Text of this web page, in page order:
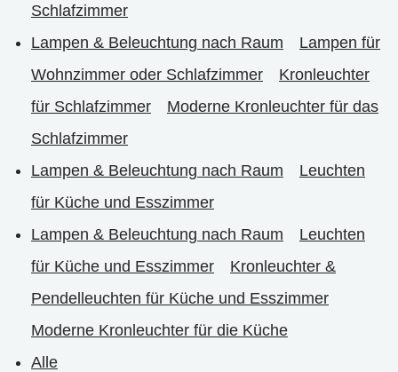
Schlafzimmer
Lampen & Beleuchtung nach Raum
Lampen für
Wohnzimmer oder Schlafzimmer
Kronleuchter
für Schlafzimmer
Moderne Kronleuchter für das
Schlafzimmer
Lampen & Beleuchtung nach Raum
Leuchten
für Küche und Esszimmer
Lampen & Beleuchtung nach Raum
Leuchten
für Küche und Esszimmer
Kronleuchter &
Pendelleuchten für Küche und Esszimmer
Moderne Kronleuchter für die Küche
Alle